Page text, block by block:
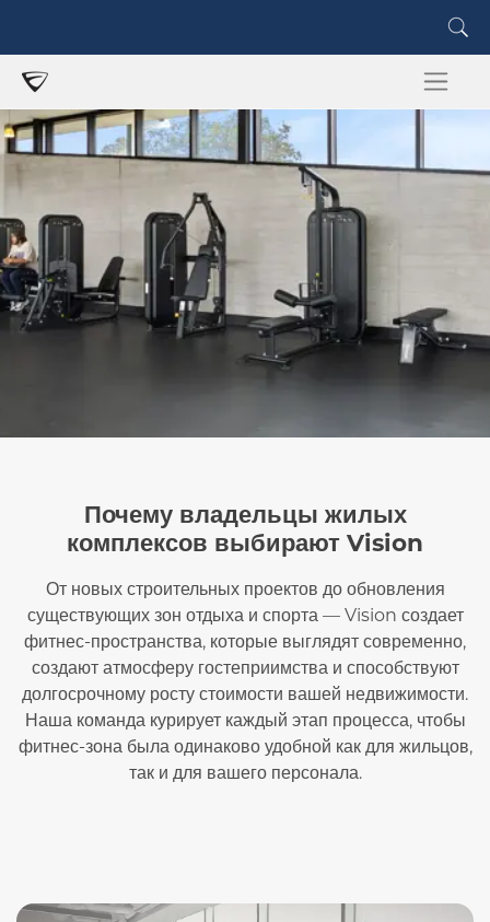
Почему владельцы жилых
комплексов выбирают Vision
От новых строительных проектов до обновления
существующих зон отдыха и спорта — Vision создает
фитнес-пространства, которые выглядят современно,
создают атмосферу гостеприимства и способствуют
долгосрочному росту стоимости вашей недвижимости.
Наша команда курирует каждый этап процесса, чтобы
фитнес-зона была одинаково удобной как для жильцов,
так и для вашего персонала.